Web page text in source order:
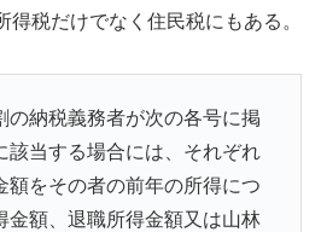
税だけでなく住民税にもある。
納税義務者が次の各号に掲
該当する場合には、それぞれ
額をその者の前年の所得につ
金額、退職所得金額又は山林